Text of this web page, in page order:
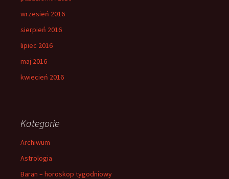
wrzesień 2016
sierpień 2016
lipiec 2016
maj 2016
kwiecień 2016
Kategorie
Archiwum
Astrologia
Baran – horoskop tygodniowy